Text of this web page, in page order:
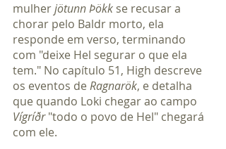
mulher jötunn Þökk se recusar a
chorar pelo Baldr morto, ela
responde em verso, terminando
com "deixe Hel segurar o que ela
tem." No capítulo 51, High descreve
os eventos de Ragnarök, e detalha
que quando Loki chegar ao campo
Vígríðr "todo o povo de Hel" chegará
com ele.